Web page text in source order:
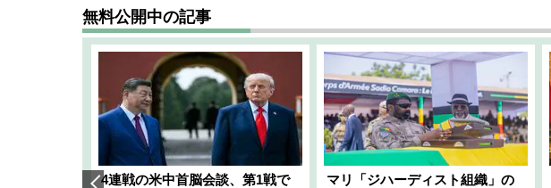
無料公開中の記事
4連戦の米中首脳会談、第1戦で
マリ「ジハーディスト組織」の